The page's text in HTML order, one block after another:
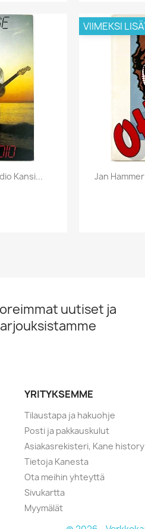
Kansi... Jan
VIIMEKSI
uutiset ja
YRITYKSEMME
Tilaustapa ja hakuohje
Posti ja pakkauskulut
Asiakasrekisteri, Kane history
Tietoja Kanesta
Ota meihin yhteyttä
Sivukartta
Myymälät